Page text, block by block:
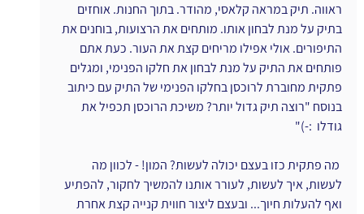
ראווה. תיק במראה קלאסי, מהודר. בתוך החנות. אוחזים
בתיק על מנת לבחון אותו. מותחים את הרצועות, בוחנים את
התיפורים. אולי אפילו מריחים קצת את העור. כעת אתם
פותחים את התיק על מנת לבחון את חלקו הפנימי, ומגלים
פתקית מחוברת לרוכסן בחלקו הפנימי של התיק עם כיתוב
בנוסח "רוצה תיק גדול יותר? משיכת הרוכסן תכפיל את
גודלו  :-)"
מה פתקית כזו בעצם יכולה לעשות? המון! - לכוון מה
לעשות, איך לעשות, לעורר אותנו להמשיך לחקור, להפתיע
ואף להעלות חיוך... ובעצם ליצור חווית קנייה קצת אחרת